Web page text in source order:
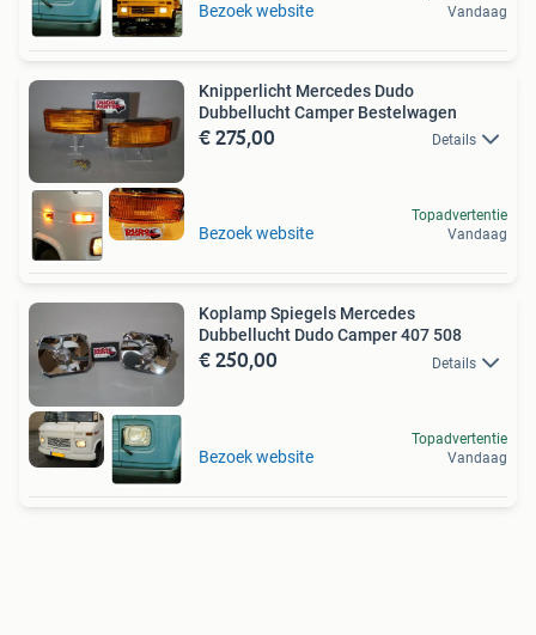
Bezoek website
Vandaag
Knipperlicht Mercedes Dudo
Dubbellucht Camper Bestelwagen
€ 275,00 Details
Bezoek website
Topadvertentie
Vandaag
Koplamp Spiegels Mercedes
Dubbellucht Dudo Camper 407 508
€ 250,00 Details
Bezoek website
Topadvertentie
Vandaag